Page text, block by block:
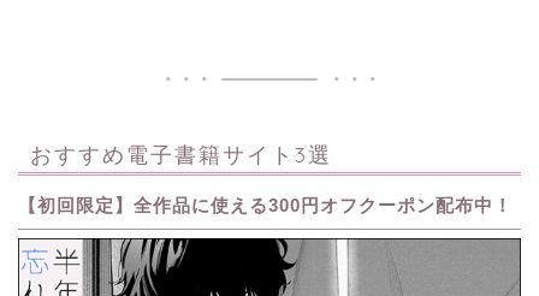
おすすめ電子書籍サイト3選
【初回限定】全作品に使える300円オフクーポン配布中！